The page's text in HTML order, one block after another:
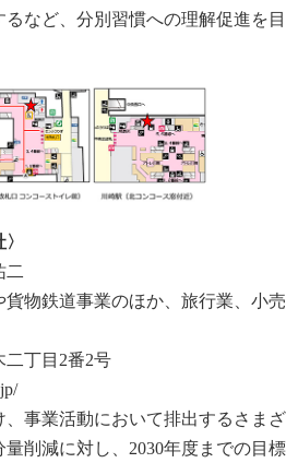
など、分別習慣への理解促進を目
二
物鉄道事業のほか、旅行業、小売
丁目2番2号
事業活動において排出するさまざ
削減に対し、2030年度までの目標